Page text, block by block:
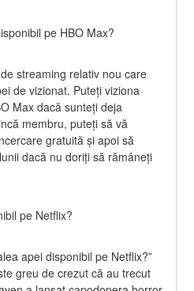
pe HBO Max?
streaming relativ nou care
de vizionat. Puteți viziona
Max dacă sunteți deja
membru, puteți să vă
gratuită și apoi să
dacă nu doriți să rămâneți
pe Netflix?
apei disponibil pe Netflix?”
greu de crezut că au trecut